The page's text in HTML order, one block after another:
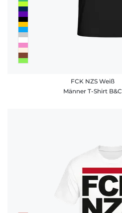
FCK NZS Weiß
Männer T-Shirt B&C